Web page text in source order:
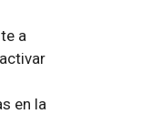
a
en la